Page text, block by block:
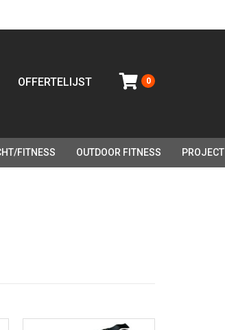
OFFERTELIJST 0
FITNESS OUTDOOR FITNESS